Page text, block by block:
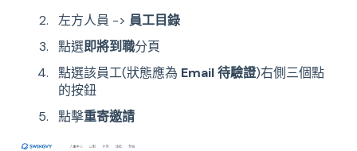
左方人員 -> 員工目錄
點選即將到職分頁
點選該員工(狀態應為 Email 待驗證)右側三個點
的按鈕
點擊重寄邀請